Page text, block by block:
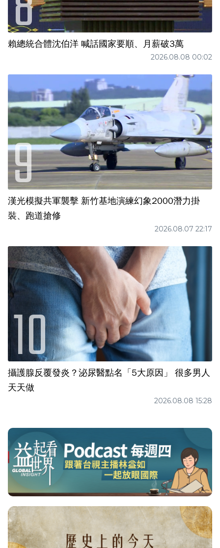
賴總統合體沈伯洋 喊話國家要順、月薪破3萬
2026.08.08 00:02
漢光模擬共軍襲擊 新竹基地演練幻象2000潛力掛
裝、跑道搶修
2026.08.07 22:17
攝護腺反覆發炎？泌尿醫點名「5大原因」 很多男人
天天做
2026.08.08 15:28